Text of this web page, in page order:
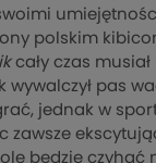
polskim
cały czas
pas
jednak w
będzie czyhać